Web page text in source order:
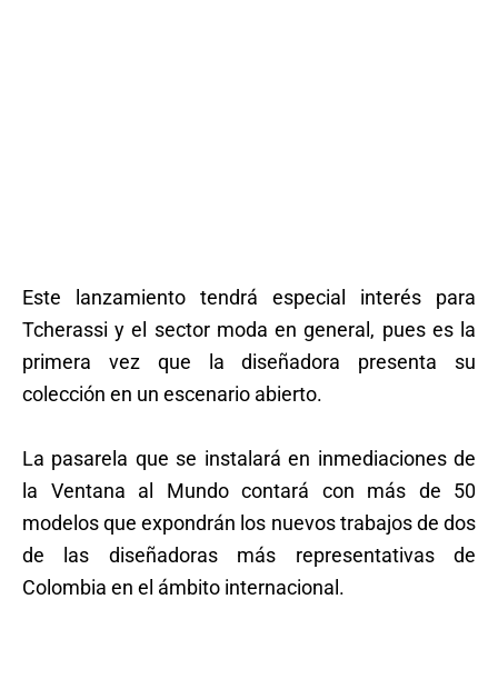
Este lanzamiento tendrá especial interés para
Tcherassi y el sector moda en general, pues es la
primera vez que la diseñadora presenta su
colección en un escenario abierto.
La pasarela que se instalará en inmediaciones de
la Ventana al Mundo contará con más de 50
modelos que expondrán los nuevos trabajos de dos
de las diseñadoras más representativas de
Colombia en el ámbito internacional.